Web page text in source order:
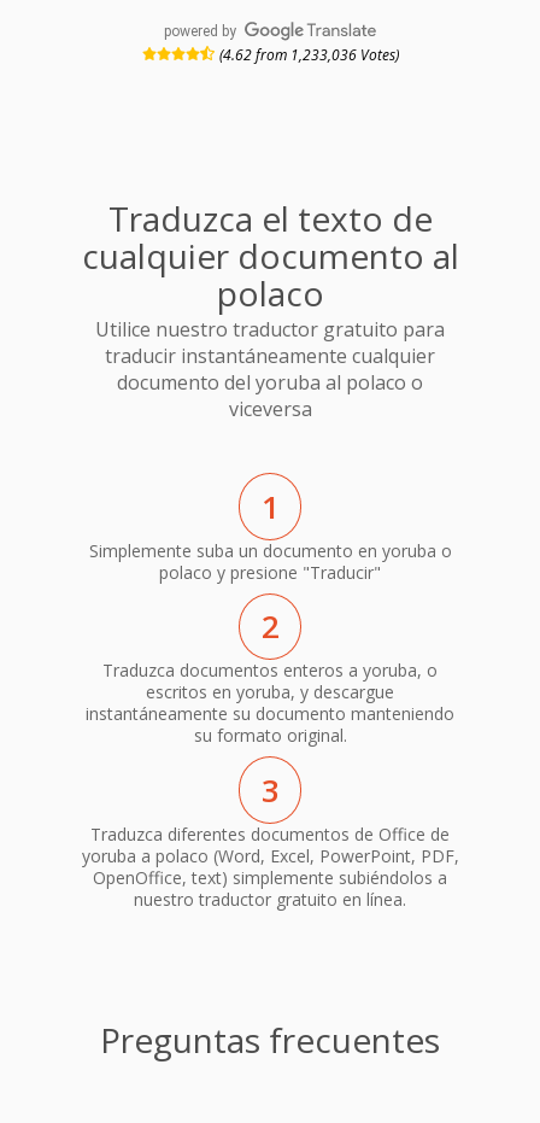
powered by
(4.62 from 1,233,036 Votes)
Traduzca el texto de
cualquier documento al
polaco
Utilice nuestro traductor gratuito para
traducir instantáneamente cualquier
documento del yoruba al polaco o
viceversa
1
Simplemente suba un documento en yoruba o
polaco y presione "Traducir"
2
Traduzca documentos enteros a yoruba, o
escritos en yoruba, y descargue
instantáneamente su documento manteniendo
su formato original.
3
Traduzca diferentes documentos de Office de
yoruba a polaco (Word, Excel, PowerPoint, PDF,
OpenOffice, text) simplemente subiéndolos a
nuestro traductor gratuito en línea.
Preguntas frecuentes